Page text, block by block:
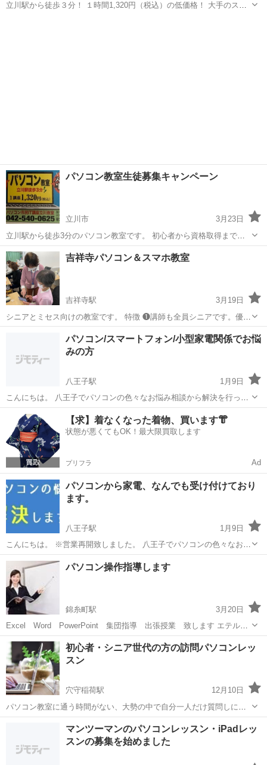
立川駅から徒歩３分！ １時間1,320円（税込）の低価格！ 大手のスク
パソコン教室生徒募集キャンペーン
立川市
3月23日
立川駅から徒歩3分のパソコン教室です。 初心者から資格取得まで対
応致します。 まずは無料体験から！ご予約お待ちしております。 Tel
東京 立川市 Windows総合
吉祥寺パソコン＆スマホ教室
吉祥寺駅
3月19日
シニアとミセス向けの教室です。 特徴 ❶講師も全員シニアです。優し
いですよ ❷少人数で楽しく面白い講座が用意されてます。 ❸授業料も
90分1,800円とお得です。 ❹お友達の輪も広がります。
武蔵野市 Windows総合 シニア
パソコン/スマートフォン/小型家電関係でお悩
みの方
八王子駅
1月9日
こんにちは。 八王子でパソコンの色々なお悩み相談から解決を行って
いる、 「吉野パソコンメンテ」代表の吉野と申します。 基本的には東
京都～隣県までどこでもお伺い致します。 お電話でのご相談も承って
おります (相...
東京 八王子市 八王子駅 Windows総合
【求】着なくなった着物、買います👘
状態が悪くてもOK！最大限買取します
プリフラ Ad
パソコンから家電、なんでも受け付けており
ます。
八王子駅
1月9日
こんにちは。 ※営業再開致しました。 八王子でパソコンの色々なお悩
み相談から解決を行っている、 「吉野パソコンメンテ」代表の吉野と
申します。 基本的には東京都～隣県までどこでもお伺い致します。 ...
東京 八王子市 八王子駅 Windows総合
パソコン操作指導します
錦糸町駅
3月20日
Excel Word PowerPoint 集団指導 出張授業 致します エテルニ
タ学習塾 http://www.eternita-sc.jp/
東京 墨田区 錦糸町駅 Windows総合 PowerPoint
初心者・シニア世代の方の訪問パソコンレッ
スン
穴守稲荷駅
12月10日
パソコン教室に通う時間がない、大勢の中で自分一人だけ質問しにく
い、レッスンの進行についていけない、家族にサポートを頼んだが、
相手にされなくなった、知りたいところだけ教えて欲しい、最近パソ
コンの調子が悪くなった。。。と悩まれて...
Windows総合
マンツーマンのパソコンレッスン・iPadレッ
スンの募集を始めました